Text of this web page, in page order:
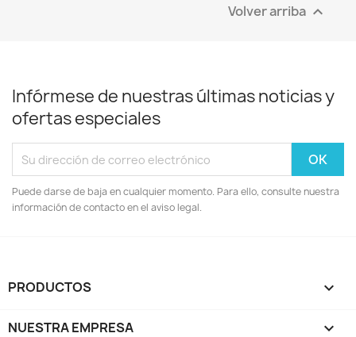
Volver arriba 
Infórmese de nuestras últimas noticias y
ofertas especiales
Puede darse de baja en cualquier momento. Para ello, consulte nuestra
información de contacto en el aviso legal.
PRODUCTOS 
NUESTRA EMPRESA 